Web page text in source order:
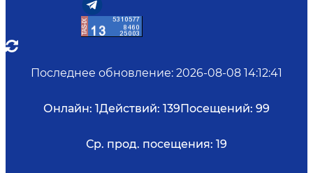
Последнее обновление: 2026-08-08 14:12:41
Онлайн: 1Действий: 139Посещений: 99
Ср. прод. посещения: 19